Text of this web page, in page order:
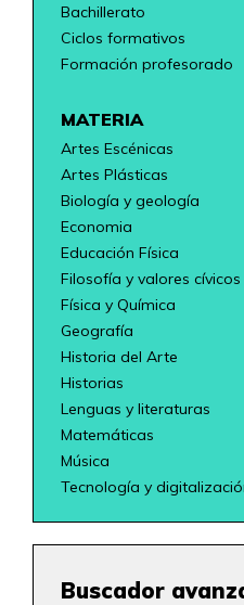
Bachillerato
Ciclos formativos
Formación profesorado
MATERIA
Artes Escénicas
Artes Plásticas
Biología y geología
Economia
Educación Física
Filosofía y valores cívicos
Física y Química
Geografía
Historia del Arte
Historias
Lenguas y literaturas
Matemáticas
Música
Tecnología y
Buscador